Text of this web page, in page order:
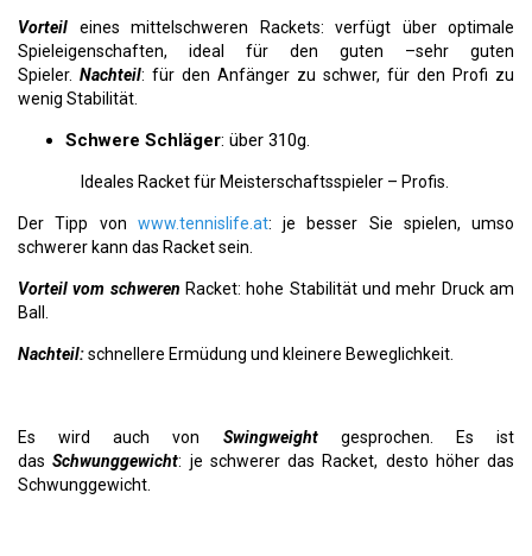
Vorteil eines mittelschweren Rackets: verfügt über optimale
Spieleigenschaften, ideal für den guten –sehr guten
Spieler. Nachteil: für den Anfänger zu schwer, für den Profi zu
wenig Stabilität.
Schwere Schläger: über 310g.
Ideales Racket für Meisterschaftsspieler – Profis.
Der Tipp von www.tennislife.at: je besser Sie spielen, umso
schwerer kann das Racket sein.
Vorteil vom schweren Racket: hohe Stabilität und mehr Druck am
Ball.
Nachteil:schnellere Ermüdung und kleinere Beweglichkeit.
Es wird auch von Swingweightgesprochen. Es ist
dasSchwunggewicht: je schwerer das Racket, desto höher das
Schwunggewicht.